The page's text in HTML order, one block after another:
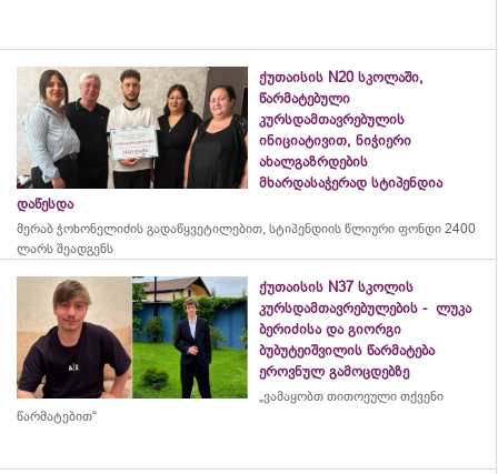
ქუთაისის N20 სკოლაში,
წარმატებული
კურსდამთავრებულის
ინიციატივით, ნიჭიერი
ახალგაზრდების
მხარდასაჭერად სტიპენდია
დაწესდა
მერაბ ჭოხონელიძის გადაწყვეტილებით, სტიპენდიის წლიური ფონდი 2400
ლარს შეადგენს
ქუთაისის N37 სკოლის
კურსდამთავრებულების - ლუკა
ბერიძისა და გიორგი
ბუბუტეიშვილის წარმატება
ეროვნულ გამოცდებზე
„ვამაყობთ თითოეული თქვენი
წარმატებით“